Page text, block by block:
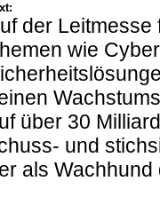
der
wie
über 30
und
als